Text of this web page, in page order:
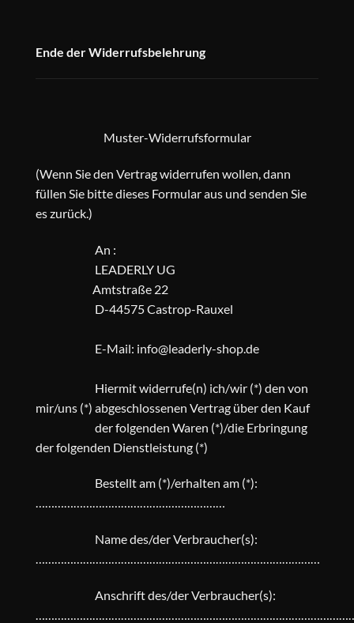
Ende der Widerrufsbelehrung
Muster-Widerrufsformular
(Wenn Sie den Vertrag widerrufen wollen, dann
füllen Sie bitte dieses Formular aus und senden Sie
es zurück.)
An :
LEADERLY UG
Amtstraße 22
D-44575 Castrop-Rauxel
E-Mail: info@leaderly-shop.de
Hiermit widerrufe(n) ich/wir (*) den von
mir/uns (*) abgeschlossenen Vertrag über den Kauf
der folgenden Waren (*)/die Erbringung
der folgenden Dienstleistung (*)
Bestellt am (*)/erhalten am (*):
……………………………………………………
Name des/der Verbraucher(s):
………………………………………………………………………………
Anschrift des/der Verbraucher(s):